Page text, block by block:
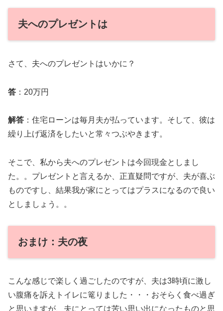
夫へのプレゼントは
さて、夫へのプレゼントはいかに？
答 ：20万円
解答 ：住宅ローンは毎月夫が払っています。そして、彼は
繰り上げ返済をしたいと常々つぶやきます。
そこで、私から夫へのプレゼントは今回現金としまし
た。。プレゼントと言えるか、正直疑問ですが、夫が喜ぶ
ものですし、結果我が家にとってはプラスになるので良い
としましょう。。
おまけ：夫の夜
こんな感じで楽しく過ごしたのですが、夫は3時頃に激し
い腹痛を訴えトイレに篭りました・・・おそらく食べ過ぎ
と思いますが、夫にとっては苦い思い出になったものと思